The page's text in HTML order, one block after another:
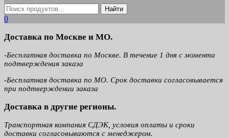
0
Доставка по Москве и МО.
-Бесплатная доставка по Москве. В течение 1 дня с момента
подтверждения заказа
-Бесплатная доставка по МО. Срок доставки согласовывается
при подтверждении заказа
Доставка в другие регионы.
Транспортная компания СДЭК, условия оплаты и сроки
доставки согласовываются с менеджером.